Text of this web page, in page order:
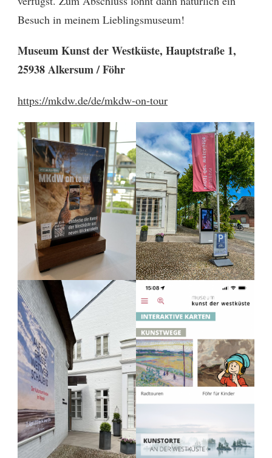
Besuch in meinem Lieblingsmuseum!
Museum Kunst der Westküste, Hauptstraße 1,
25938 Alkersum / Föhr
https://mkdw.de/de/mkdw-on-tour